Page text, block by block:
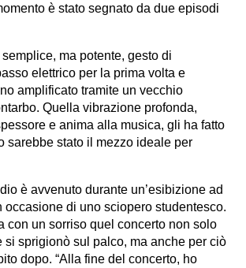
è stato segnato da due episodi
semplice, ma potente, gesto di
elettrico per la prima volta e
amplificato tramite un vecchio
Quella vibrazione profonda,
e anima alla musica, gli ha fatto
sarebbe stato il mezzo ideale per
è avvenuto durante un’esibizione ad
occasione di uno sciopero studentesco.
con un sorriso quel concerto non solo
si sprigionò sul palco, ma anche per ciò
dopo. “Alla fine del concerto, ho